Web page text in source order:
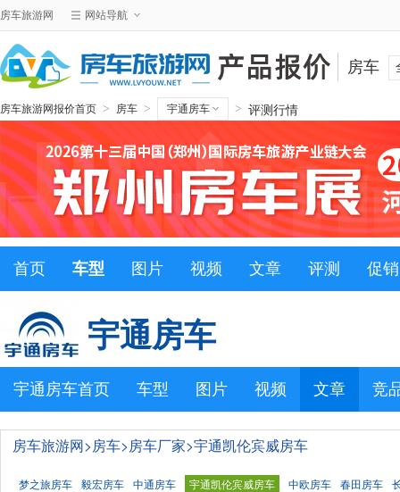
房车旅游网 网站导航
房车
房车旅游网报价首页 > 房车 > 宇通房车 > 评测行情
首页 车型 图片 视频 文章 评测 促销
宇通房车
宇通房车首页 车型 图片 视频 文章 竞
房车旅游网>房车>房车厂家>宇通凯伦宾威房车
梦之旅房车 毅宏房车 中通房车 宇通凯伦宾威房车 中欧房车 春田房车